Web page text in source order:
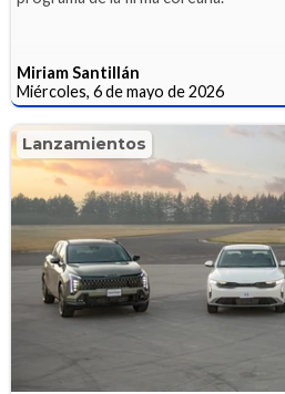
Miriam Santillán
Miércoles, 6 de mayo de 2026
Lanzamientos